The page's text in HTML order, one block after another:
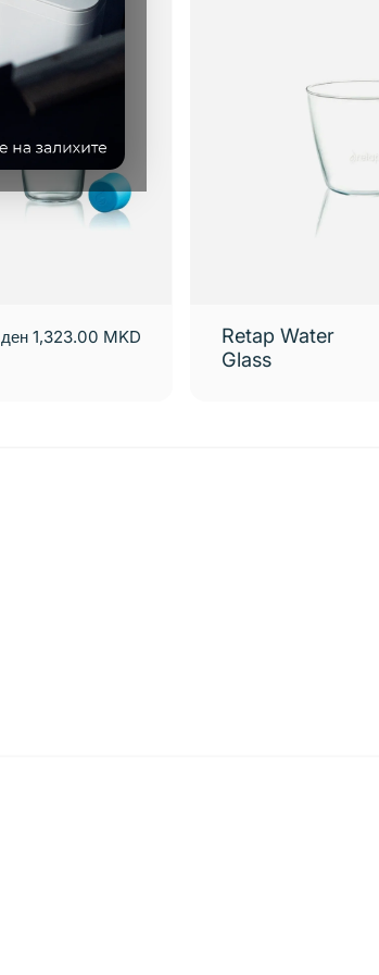
ден 1,323.00 MKD
Retap Water
Glass